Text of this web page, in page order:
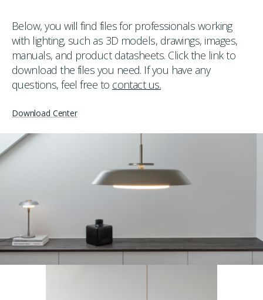
Below, you will find files for professionals working
with lighting, such as 3D models, drawings, images,
manuals, and product datasheets. Click the link to
download the files you need. If you have any
questions, feel free to contact us.
Download Center